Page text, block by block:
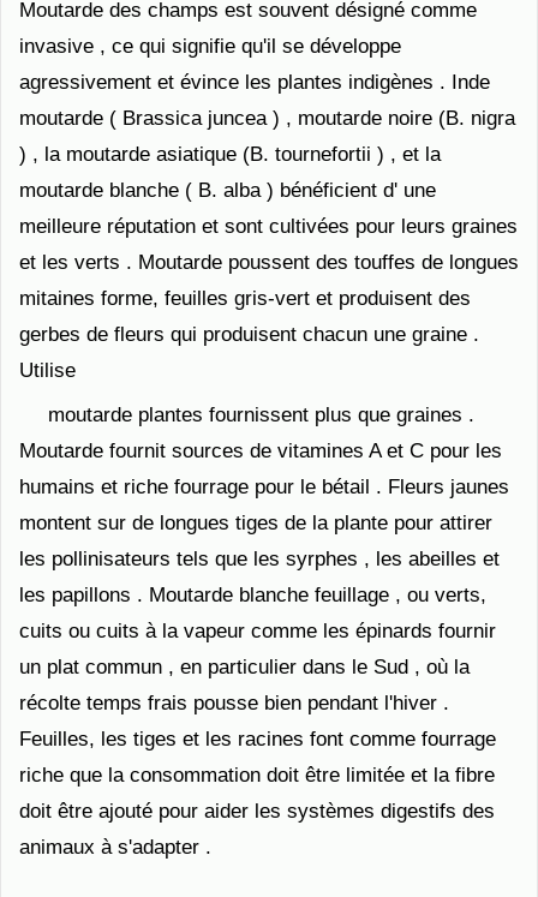
Moutarde des champs est souvent désigné comme
invasive , ce qui signifie qu'il se développe
agressivement et évince les plantes indigènes . Inde
moutarde ( Brassica juncea ) , moutarde noire (B. nigra
) , la moutarde asiatique (B. tournefortii ) , et la
moutarde blanche ( B. alba ) bénéficient d' une
meilleure réputation et sont cultivées pour leurs graines
et les verts . Moutarde poussent des touffes de longues
mitaines forme, feuilles gris-vert et produisent des
gerbes de fleurs qui produisent chacun une graine .
Utilise
moutarde plantes fournissent plus que graines .
Moutarde fournit sources de vitamines A et C pour les
humains et riche fourrage pour le bétail . Fleurs jaunes
montent sur ​​de longues tiges de la plante pour attirer
les pollinisateurs tels que les syrphes , les abeilles et
les papillons . Moutarde blanche feuillage , ou verts,
cuits ou cuits à la vapeur comme les épinards fournir
un plat commun , en particulier dans le Sud , où la
récolte temps frais pousse bien pendant l'hiver .
Feuilles, les tiges et les racines font comme fourrage
riche que la consommation doit être limitée et la fibre
doit être ajouté pour aider les systèmes digestifs des
animaux à s'adapter .